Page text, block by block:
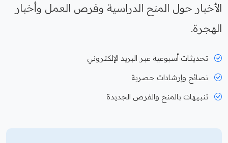
الأخبار حول المنح الدراسية وفرص العمل وأخبار
الهجرة.
تحديثات أسبوعية عبر البريد الإلكتروني
نصائح وإرشادات حصرية
تنبيهات بالمنح والفرص الجديدة